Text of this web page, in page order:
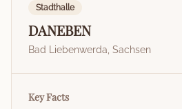
Stadthalle
DANEBEN
Bad Liebenwerda Sachsen
Key Facts